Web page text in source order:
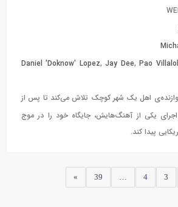
Daniel 'Doknow' Lopez,Jay Dee,Pao
اهل یک شهر کوچک تلاش می‌کند تا پس از
یکی از آهنگ‌هایش، جایگاه خود را در موج
پیدا کند.
3
4
…
39
»